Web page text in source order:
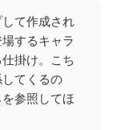
て作成され
するキャラ
掛け。こち
てくるの
参照してほ